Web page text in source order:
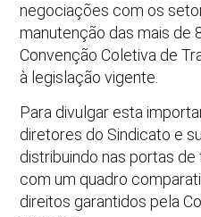
negociações com os
manutenção das mais de
Convenção Coletiva de
à legislação vigente.
Para divulgar esta
diretores do Sindicato e
distribuindo nas portas
com um quadro
direitos garantidos pela